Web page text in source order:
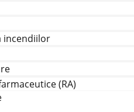
incendiilor
(RA)